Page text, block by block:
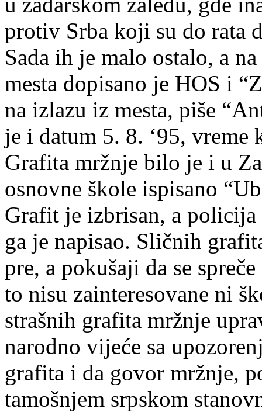
protiv Srba koji su do rata
Sada ih je malo ostalo, a
mesta dopisano je HOS i
na izlazu iz mesta, piše
je i datum 5. 8. ‘95, vreme
Grafita mržnje bilo je i u
osnovne škole ispisano
Grafit je izbrisan, a
ga je napisao. Sličnih
pre, a pokušaji da se
to nisu zainteresovane ni
strašnih grafita mržnje
narodno vijeće sa
grafita i da govor mržnje,
tamošnjem srpskom